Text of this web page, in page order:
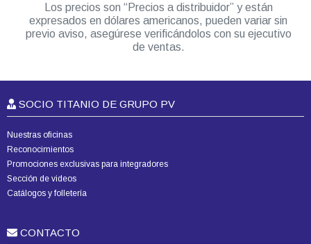
Los precios son “Precios a distribuidor” y están
expresados en dólares americanos, pueden variar sin
previo aviso, asegúrese verificándolos con su ejecutivo
de ventas.
SOCIO TITANIO DE GRUPO PV
Nuestras oficinas
Reconocimientos
Promociones exclusivas para integradores
Sección de videos
Catálogos y folletería
CONTACTO